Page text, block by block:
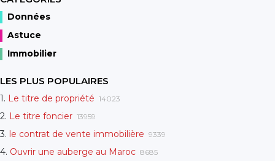
Données
Astuce
Immobilier
LES PLUS POPULAIRES
1. Le titre de propriété 14023
2. Le titre foncier 13959
3. le contrat de vente immobilière 9339
4. Ouvrir une auberge au Maroc 8685